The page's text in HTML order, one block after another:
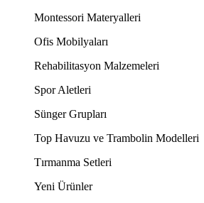
Montessori Materyalleri
Ofis Mobilyaları
Rehabilitasyon Malzemeleri
Spor Aletleri
Sünger Grupları
Top Havuzu ve Trambolin Modelleri
Tırmanma Setleri
Yeni Ürünler